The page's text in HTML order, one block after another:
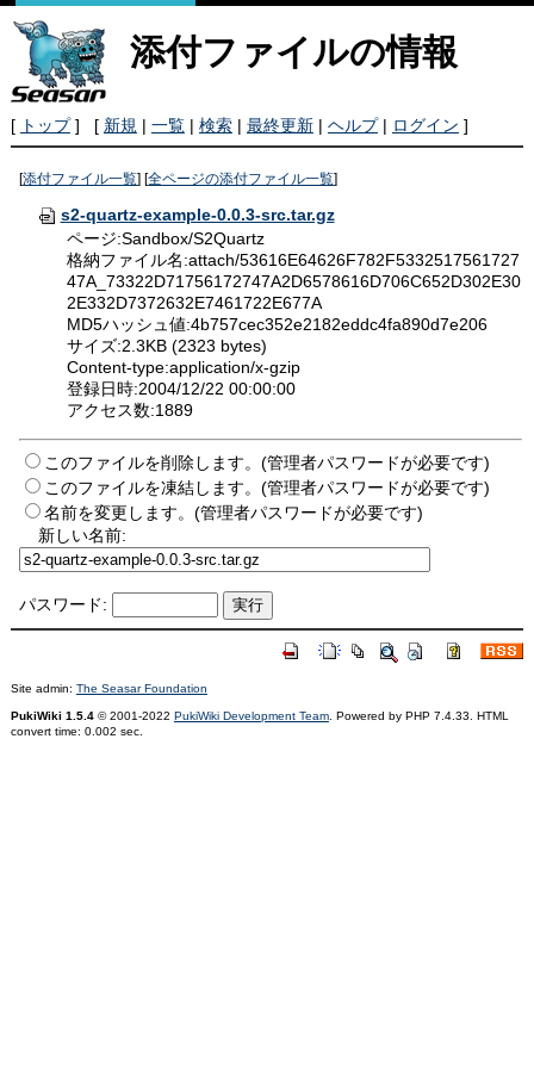
添付ファイルの情報
[ トップ] [ 新規 | 一覧| 検索| 最終更新| ヘルプ| ログイン ]
[添付ファイル一覧] [全ページの添付ファイル一覧]
s2-quartz-example-0.0.3-src.tar.gz
ページ:Sandbox/S2Quartz
格納ファイル名:attach/53616E64626F782F5332517561727
47A_73322D71756172747A2D6578616D706C652D302E30
2E332D7372632E7461722E677A
MD5ハッシュ値:4b757cec352e2182eddc4fa890d7e206
サイズ:2.3KB (2323 bytes)
Content-type:application/x-gzip
登録日時:2004/12/22 00:00:00
アクセス数:1889
このファイルを削除します。(管理者パスワードが必要です)
このファイルを凍結します。(管理者パスワードが必要です)
名前を変更します。(管理者パスワードが必要です)
新しい名前:
パスワード:
Site admin: The Seasar Foundation
PukiWiki 1.5.4© 2001-2022 PukiWiki Development Team. Powered by PHP 7.4.33. HTML
convert time: 0.002 sec.